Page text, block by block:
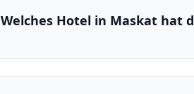
Welches Hotel in Maskat hat